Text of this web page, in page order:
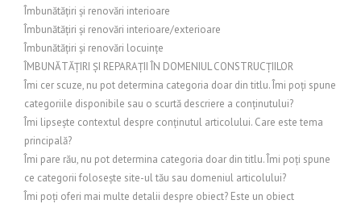
Îmbunătățiri și renovări interioare
Îmbunătățiri și renovări interioare/exterioare
Îmbunătățiri și renovări locuințe
ÎMBUNĂTĂȚIRI ȘI REPARAȚII ÎN DOMENIUL CONSTRUCȚIILOR
Îmi cer scuze, nu pot determina categoria doar din titlu. Îmi poți spune
categoriile disponibile sau o scurtă descriere a conținutului?
Îmi lipsește contextul despre conținutul articolului. Care este tema
principală?
Îmi pare rău, nu pot determina categoria doar din titlu. Îmi poți spune
ce categorii folosește site-ul tău sau domeniul articolului?
Îmi poți oferi mai multe detalii despre obiect? Este un obiect